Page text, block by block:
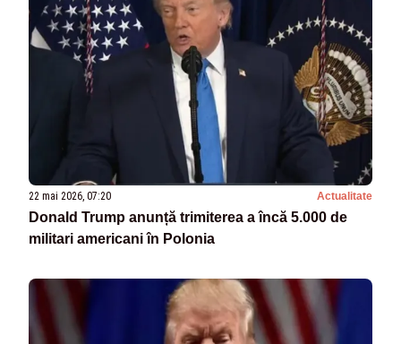
22 mai 2026, 07:20 Actualitate
Donald Trump anunță trimiterea a încă 5.000 de
militari americani în Polonia